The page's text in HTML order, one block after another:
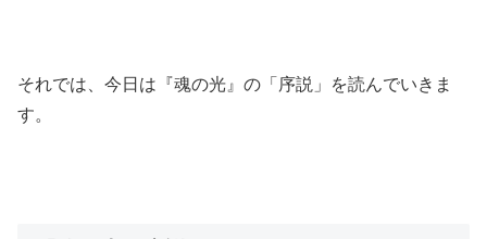
それでは、今日は『魂の光』の「序説」を読んでいきま
す。